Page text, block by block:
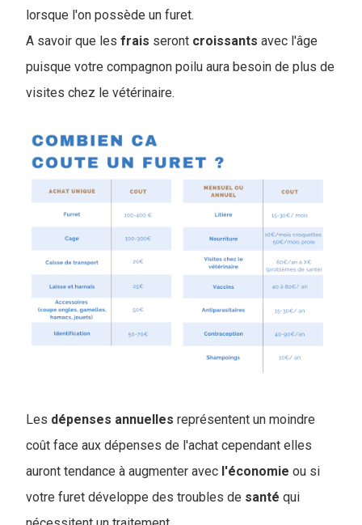
lorsque l'on possède un furet.
A savoir que les frais seront croissants avec l'âge
puisque votre compagnon poilu aura besoin de plus de
visites chez le vétérinaire.
Les dépenses annuelles représentent un moindre
coût face aux dépenses de l'achat cependant elles
auront tendance à augmenter avec l'économie ou si
votre furet développe des troubles de santé qui